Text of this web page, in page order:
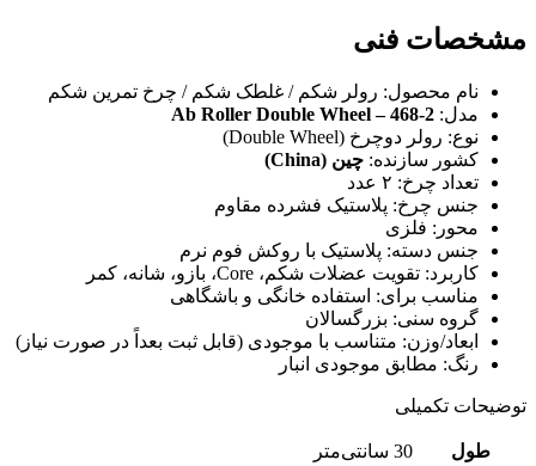
مشخصات فنی
نام محصول: رولر شکم / غلطک شکم / چرخ تمرین شکم
مدل: 2-468 – Ab Roller Double Wheel
نوع: رولر دوچرخ (Double Wheel)
کشور سازنده: چین (China)
تعداد چرخ: ۲ عدد
جنس چرخ: پلاستیک فشرده مقاوم
محور: فلزی
جنس دسته: پلاستیک با روکش فوم نرم
کاربرد: تقویت عضلات شکم، Core، بازو، شانه، کمر
مناسب برای: استفاده خانگی و باشگاهی
گروه سنی: بزرگسالان
ابعاد/وزن: متناسب با موجودی (قابل ثبت بعداً در صورت نیاز)
رنگ: مطابق موجودی انبار
توضیحات تکمیلی
طول 30 سانتی‌متر